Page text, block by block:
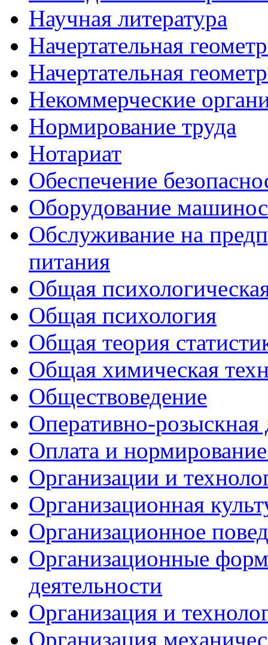
Научная литература
Начертательная
Начертательная
Некоммерческие
Нормирование труда
Нотариат
Обеспечение
Оборудование
Обслуживание на
питания
Общая
Общая психология
Общая теория
Общая химическая
Обществоведение
Оперативно-
Оплата и
Организации и
Организационная
Организационное
Организационные
деятельности
Организация и
Организация